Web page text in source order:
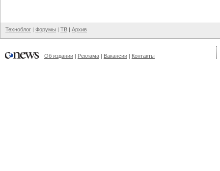
Техноблог | Форумы | ТВ | Архив
Об издании | Реклама | Вакансии | Контакты